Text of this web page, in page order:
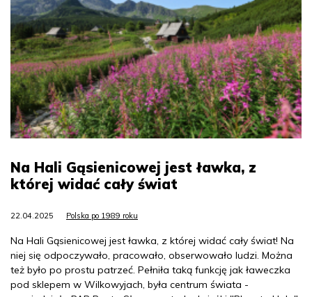
Na Hali Gąsienicowej jest ławka, z
której widać cały świat
22.04.2025 Polska po 1989 roku
Na Hali Gąsienicowej jest ławka, z której widać cały świat! Na
niej się odpoczywało, pracowało, obserwowało ludzi. Można
też było po prostu patrzeć. Pełniła taką funkcję jak ławeczka
pod sklepem w Wilkowyjach, była centrum świata -